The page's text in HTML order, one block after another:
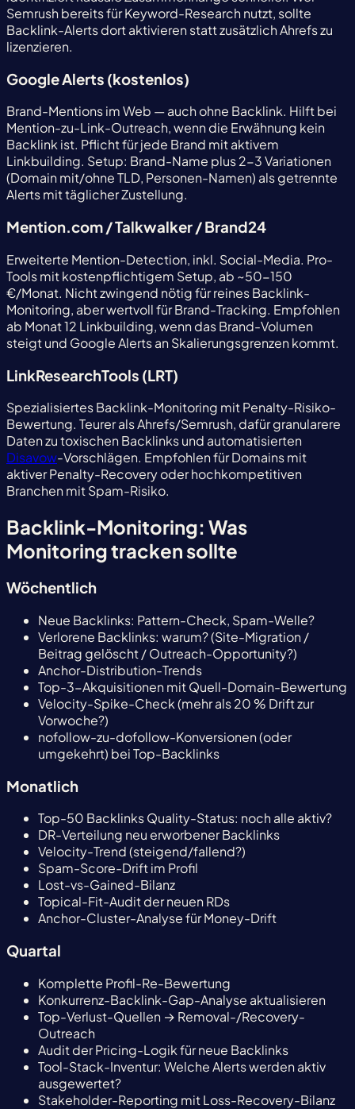
Semrush bereits für Keyword-Research nutzt, sollte
Backlink-Alerts dort aktivieren statt zusätzlich Ahrefs zu
lizenzieren.
Google Alerts (kostenlos)
Brand-Mentions im Web — auch ohne Backlink. Hilft bei
Mention-zu-Link-Outreach, wenn die Erwähnung kein
Backlink ist. Pflicht für jede Brand mit aktivem
Linkbuilding. Setup: Brand-Name plus 2-3 Variationen
(Domain mit/ohne TLD, Personen-Namen) als getrennte
Alerts mit täglicher Zustellung.
Mention.com / Talkwalker / Brand24
Erweiterte Mention-Detection, inkl. Social-Media. Pro-
Tools mit kostenpflichtigem Setup, ab ~50-150
€/Monat. Nicht zwingend nötig für reines Backlink-
Monitoring, aber wertvoll für Brand-Tracking. Empfohlen
ab Monat 12 Linkbuilding, wenn das Brand-Volumen
steigt und Google Alerts an Skalierungsgrenzen kommt.
LinkResearchTools (LRT)
Spezialisiertes Backlink-Monitoring mit Penalty-Risiko-
Bewertung. Teurer als Ahrefs/Semrush, dafür granularere
Daten zu toxischen Backlinks und automatisierten
Disavow-Vorschlägen. Empfohlen für Domains mit
aktiver Penalty-Recovery oder hochkompetitiven
Branchen mit Spam-Risiko.
Backlink-Monitoring: Was
Monitoring tracken sollte
Wöchentlich
Neue Backlinks: Pattern-Check, Spam-Welle?
Verlorene Backlinks: warum? (Site-Migration /
Beitrag gelöscht / Outreach-Opportunity?)
Anchor-Distribution-Trends
Top-3-Akquisitionen mit Quell-Domain-Bewertung
Velocity-Spike-Check (mehr als 20 % Drift zur
Vorwoche?)
nofollow-zu-dofollow-Konversionen (oder
umgekehrt) bei Top-Backlinks
Monatlich
Top-50 Backlinks Quality-Status: noch alle aktiv?
DR-Verteilung neu erworbener Backlinks
Velocity-Trend (steigend/fallend?)
Spam-Score-Drift im Profil
Lost-vs-Gained-Bilanz
Topical-Fit-Audit der neuen RDs
Anchor-Cluster-Analyse für Money-Drift
Quartal
Komplette Profil-Re-Bewertung
Konkurrenz-Backlink-Gap-Analyse aktualisieren
Top-Verlust-Quellen → Removal-/Recovery-
Outreach
Audit der Pricing-Logik für neue Backlinks
Tool-Stack-Inventur: Welche Alerts werden aktiv
ausgewertet?
Stakeholder-Reporting mit Loss-Recovery-Bilanz